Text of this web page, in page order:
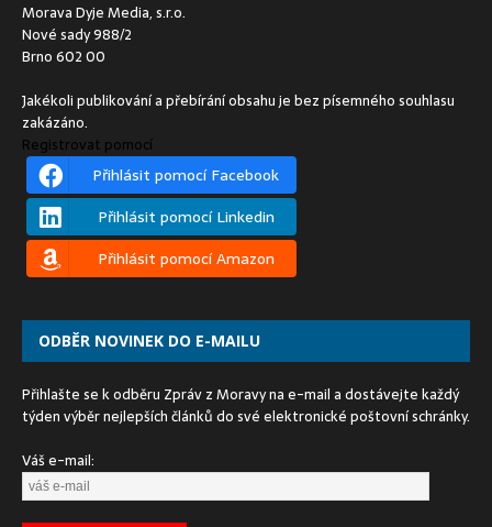
Morava Dyje Media, s.r.o.
Nové sady 988/2
Brno 602 00
Jakékoli publikování a přebírání obsahu je bez písemného souhlasu
zakázáno.
Registrovat pomocí
Přihlásit pomocí Facebook
Přihlásit pomocí Linkedin
Přihlásit pomocí Amazon
ODBĚR NOVINEK DO E-MAILU
Přihlašte se k odběru Zpráv z Moravy na e-mail a dostávejte každý
týden výběr nejlepších článků do své elektronické poštovní schránky.
Váš e-mail: